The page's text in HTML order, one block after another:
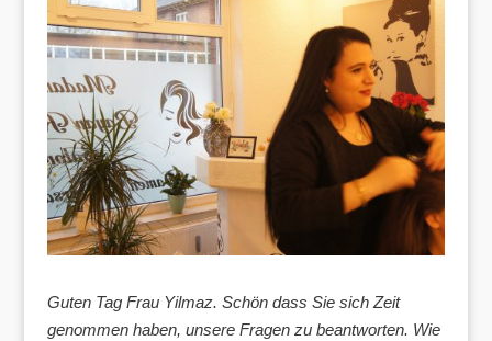
Guten Tag Frau Yilmaz. Schön dass Sie sich Zeit
genommen haben, unsere Fragen zu beantworten. Wie